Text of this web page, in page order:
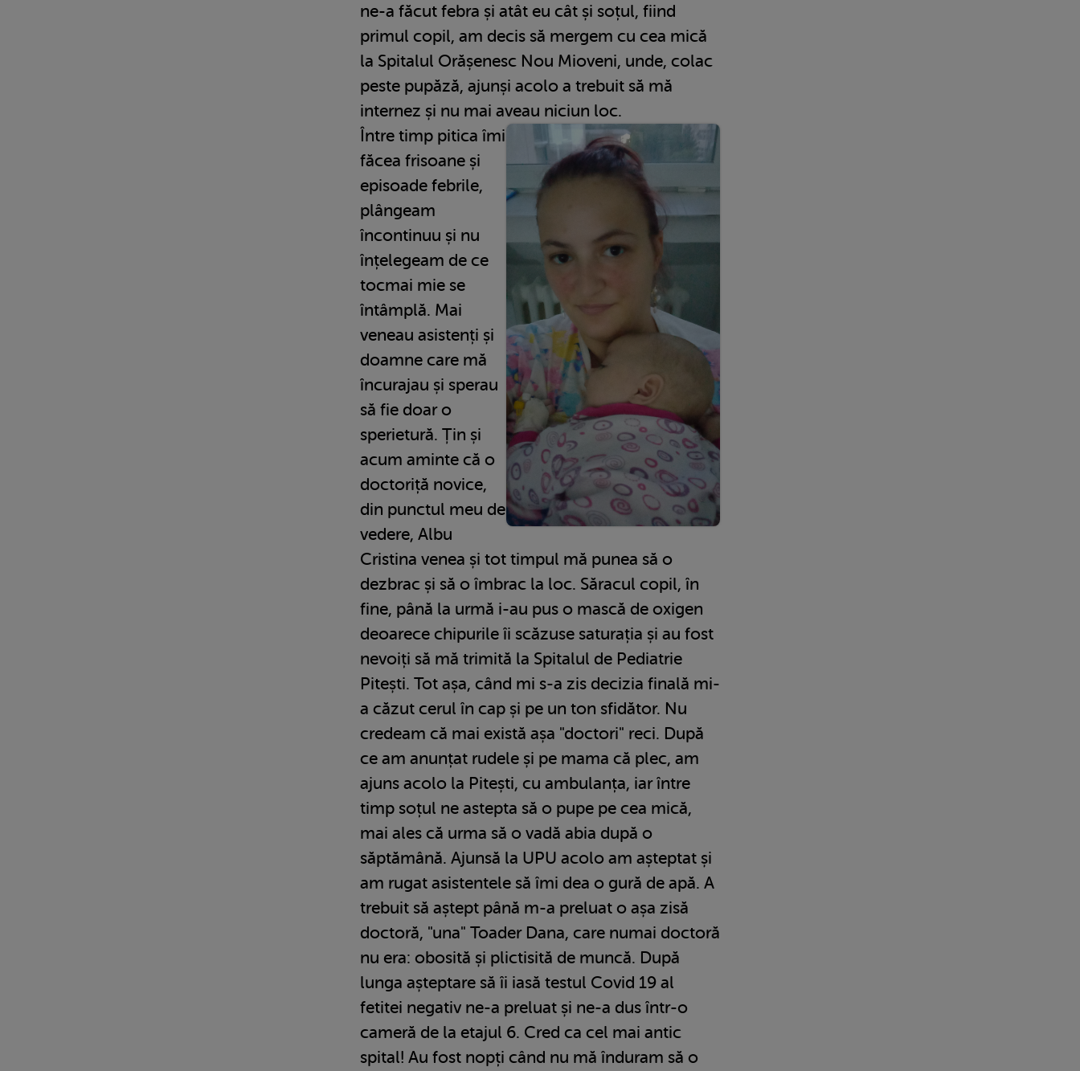
ne-a făcut febra și atât eu cât și soțul, fiind
primul copil, am decis să mergem cu cea mică
la Spitalul Orășenesc Nou Mioveni, unde, colac
peste pupăză, ajunși acolo a trebuit să mă
internez și nu mai aveau niciun loc.
Între timp pitica îmi
făcea frisoane și
episoade febrile,
plângeam
încontinuu și nu
înțelegeam de ce
tocmai mie se
întâmplă. Mai
veneau asistenți și
doamne care mă
încurajau și sperau
să fie doar o
sperietură. Țin și
acum aminte că o
doctoriță novice,
din punctul meu de
vedere, Albu
Cristina venea și tot timpul mă punea să o
dezbrac și să o îmbrac la loc. Săracul copil, în
fine, până la urmă i-au pus o mască de oxigen
deoarece chipurile îi scăzuse saturația și au fost
nevoiți să mă trimită la Spitalul de Pediatrie
Pitești. Tot așa, când mi s-a zis decizia finală mi-
a căzut cerul în cap și pe un ton sfidător. Nu
credeam că mai există așa "doctori" reci. După
ce am anunțat rudele și pe mama că plec, am
ajuns acolo la Pitești, cu ambulanța, iar între
timp soțul ne astepta să o pupe pe cea mică,
mai ales că urma să o vadă abia după o
săptămână. Ajunsă la UPU acolo am așteptat și
am rugat asistentele să îmi dea o gură de apă. A
trebuit să aștept până m-a preluat o așa zisă
doctoră, "una" Toader Dana, care numai doctoră
nu era: obosită și plictisită de muncă. După
lunga așteptare să îi iasă testul Covid 19 al
fetitei negativ ne-a preluat și ne-a dus într-o
cameră de la etajul 6. Cred ca cel mai antic
spital! Au fost nopți când nu mă înduram să o